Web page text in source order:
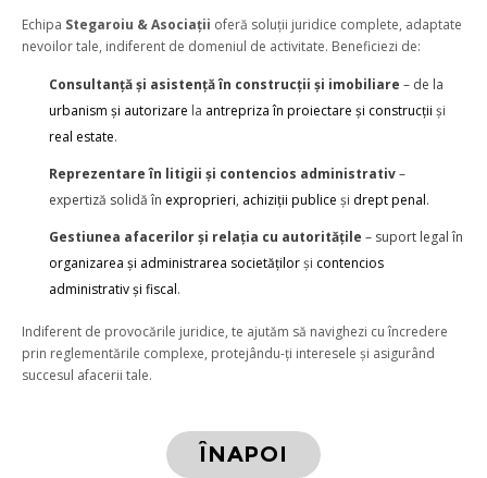
Echipa Stegaroiu & Asociații oferă soluții juridice complete, adaptate
nevoilor tale, indiferent de domeniul de activitate. Beneficiezi de:
Consultanță și asistență în construcții și imobiliare – de la
urbanism și autorizare la antrepriza în proiectare și construcții și
real estate.
Reprezentare în litigii și contencios administrativ–
expertiză solidă în exproprieri, achiziții publice și drept penal.
Gestiunea afacerilor și relația cu autoritățile – suport legal în
organizarea și administrarea societățilorși contencios
administrativ și fiscal.
Indiferent de provocările juridice, te ajutăm să navighezi cu încredere
prin reglementările complexe, protejându-ți interesele și asigurând
succesul afacerii tale.
ÎNAPOI